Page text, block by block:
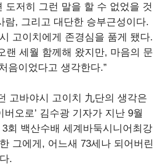
도저히 그런 말을 할 수 없었을 것
람, 그리고 대단한 승부근성이다.
고이치에게 존경심을 품게 됐다.
랜 세월 함께해 왔지만, 마음의 문
음이었다고 생각한다.”
고바야시 고이치 九단의 생각은
버오로’ 김수광 기자가 지난 9월
회 백산수배 세계바둑시니어최강
그에게, 어느새 73세나 되어버린
.